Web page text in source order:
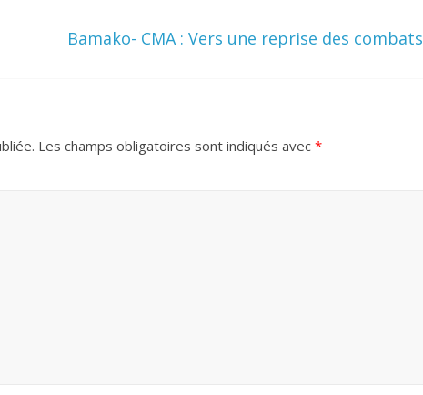
Bamako- CMA : Vers une reprise des combats
Les champs obligatoires sont indiqués avec *